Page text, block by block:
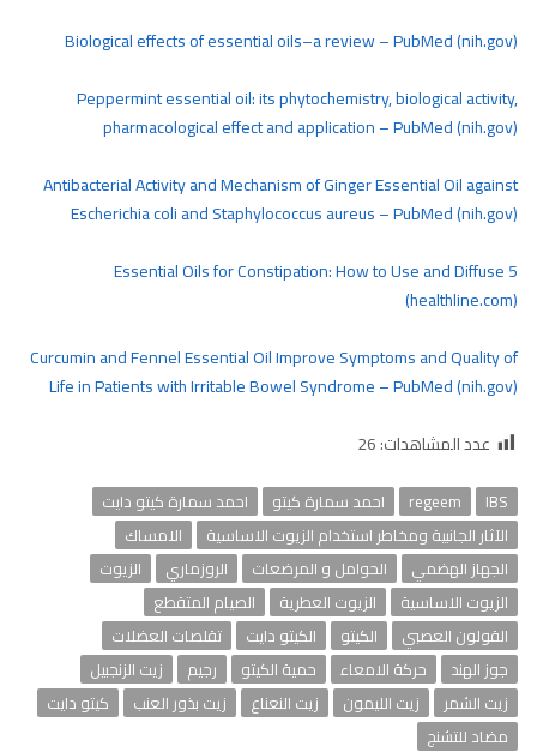
Biological effects of essential oils–a review – PubMed (nih.gov)
Peppermint essential oil: its phytochemistry, biological activity,
pharmacological effect and application – PubMed (nih.gov)
Antibacterial Activity and Mechanism of Ginger Essential Oil against
Escherichia coli and Staphylococcus aureus – PubMed (nih.gov)
5 Essential Oils for Constipation: How to Use and Diffuse
(healthline.com)
Curcumin and Fennel Essential Oil Improve Symptoms and Quality of
Life in Patients with Irritable Bowel Syndrome – PubMed (nih.gov)
عدد المشاهدات:26
IBS
regeem احمد سمارة كيتو
احمد سمارة كيتو دايت
الآثار الجانبية ومخاطر استخدام الزيوت الاساسية
الامساك
الجهاز الهضمي
الحوامل و المرضعات الروزماري
الزيوت
الزيوت الاساسية
الزيوت العطرية
الصيام المتقطع
القولون العصبي
الكيتو الكيتو دايت
تقلصات العضلات
جوز الهند
حركة الامعاء حمية الكيتو رجيم
زيت الزنجبيل
زيت الشمر
زيت الليمون زيت النعناع زيت بذور العنب
كيتو دايت
مضاد للتشنج